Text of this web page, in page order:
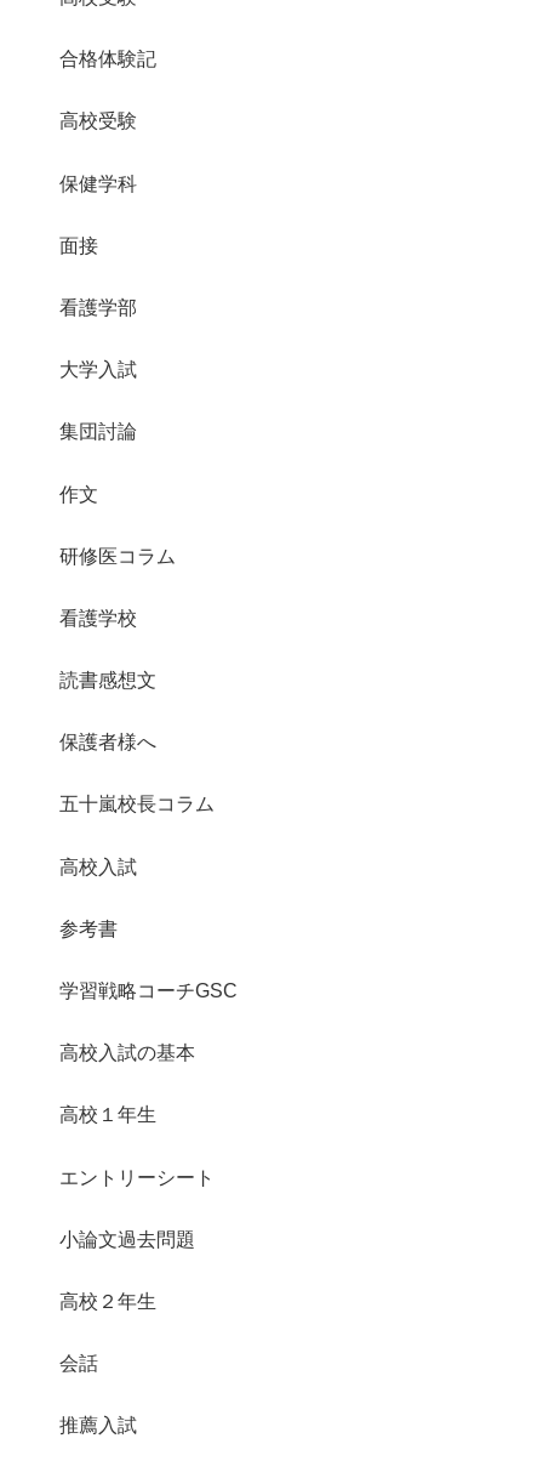
合格体験記
高校受験
保健学科
面接
看護学部
大学入試
集団討論
作文
研修医コラム
看護学校
読書感想文
保護者様へ
五十嵐校長コラム
高校入試
参考書
学習戦略コーチGSC
高校入試の基本
高校１年生
エントリーシート
小論文過去問題
高校２年生
会話
推薦入試